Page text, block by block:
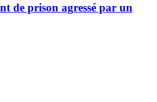
de prison agressé par un